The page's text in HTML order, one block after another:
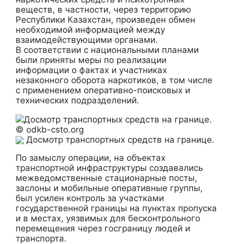
веществ, в частности, через территорию
Республики Казахстан, произведен обмен
необходимой информацией между
взаимодействующими органами.
В соответствии с национальными планами
были приняты меры по реализации
информации о фактах и участниках
незаконного оборота наркотиков, в том числе
с применением оперативно-поисковых и
технических подразделений.
© odkb-csto.org
Досмотр транспортных средств на границе.
По замыслу операции, на объектах
транспортной инфраструктуры создавались
межведомственные стационарные посты,
заслоны и мобильные оперативные группы,
был усилен контроль за участками
государственной границы на пунктах пропуска
и в местах, уязвимых для бесконтрольного
перемещения через госграницу людей и
транспорта.